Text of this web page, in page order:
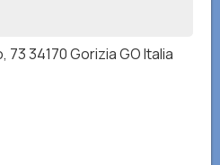
73 34170 Gorizia GO Italia